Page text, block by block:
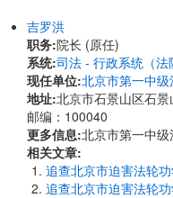
吉罗洪
职务:院长 (原任)
系统:司法 - 行政系统（法
现任单位:北京市第一中级
地址:北京市石景山区石
邮编：100040
更多信息:北京市第一中级
相关文章:
追查北京市迫害法轮
追查北京市迫害法轮